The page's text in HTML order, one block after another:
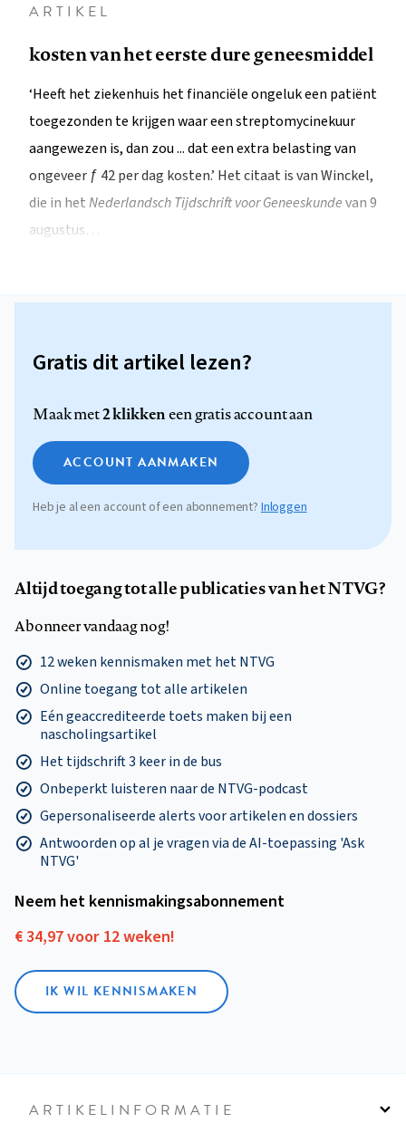
ARTIKEL
kosten van het eerste dure geneesmiddel
‘Heeft het ziekenhuis het financiële ongeluk een patiënt
toegezonden te krijgen waar een streptomycinekuur
aangewezen is, dan zou ... dat een extra belasting van
ongeveer ƒ 42 per dag kosten.’ Het citaat is van Winckel,
die in hetNederlandsch Tijdschrift voor Geneeskundevan 9
augustus…
Gratis dit artikel lezen?
Maak met2 klikkeneen gratis account aan
ACCOUNT AANMAKEN
Heb je al een account of een abonnement? Inloggen
Altijd toegang tot alle publicaties van het NTVG?
Abonneer vandaag nog!
12 weken kennismaken met het NTVG
Online toegang tot alle artikelen
Eén geaccrediteerde toets maken bij een
nascholingsartikel
Het tijdschrift 3 keer in de bus
Onbeperkt luisteren naar de NTVG-podcast
Gepersonaliseerde alerts voor artikelen en dossiers
Antwoorden op al je vragen via de AI-toepassing 'Ask
NTVG'
Neem het kennismakings­abonnement
€ 34,97 voor 12 weken!
IK WIL KENNISMAKEN
ARTIKELINFORMATIE